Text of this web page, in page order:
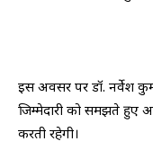
इस अवसर पर डॉ. नर्वेश
जिम्मेदारी को समझते हुए
करती रहेगी।